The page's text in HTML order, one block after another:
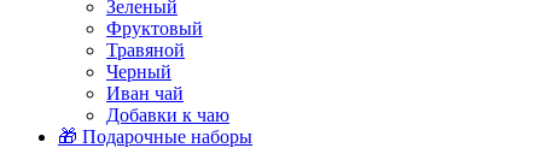
Зеленый
Фруктовый
Травяной
Черный
Иван чай
Добавки к чаю
🎁 Подарочные наборы